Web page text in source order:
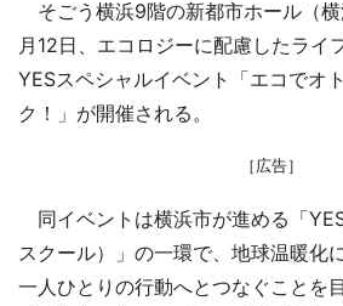
そごう横浜9階の新都市ホール（
月12日、エコロジーに配慮したライ
YESスペシャルイベント「エコでオ
ク！」が開催される。
［広告］
同イベントは横浜市が進める「
スクール）」の一環で、地球温暖化
一人ひとりの行動へとつなぐことを